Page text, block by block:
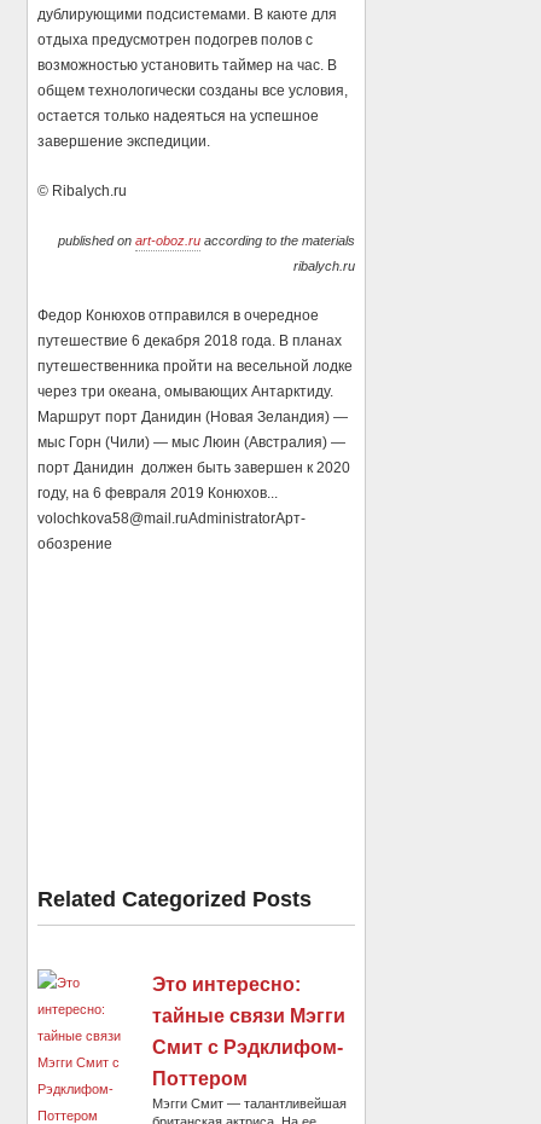
дублирующими подсистемами. В каюте для
отдыха предусмотрен подогрев полов с
возможностью установить таймер на час. В
общем технологически созданы все условия,
остается только надеяться на успешное
завершение экспедиции.
© Ribalych.ru
published on art-oboz.ruaccording to the materials
ribalych.ru
Федор Конюхов отправился в очередное
путешествие 6 декабря 2018 года. В планах
путешественника пройти на весельной лодке
через три океана, омывающих Антарктиду.
Маршрут порт Данидин (Новая Зеландия) —
мыс Горн (Чили) — мыс Люин (Австралия) —
порт Данидин должен быть завершен к 2020
году, на 6 февраля 2019 Конюхов...
volochkova58@mail.ruAdministratorАрт-
обозрение
Related Categorized Posts
Это интересно:
тайные связи Мэгги
Смит с Рэдклифом-
Поттером
Мэгги Смит — талантливейшая
британская актриса. На ее